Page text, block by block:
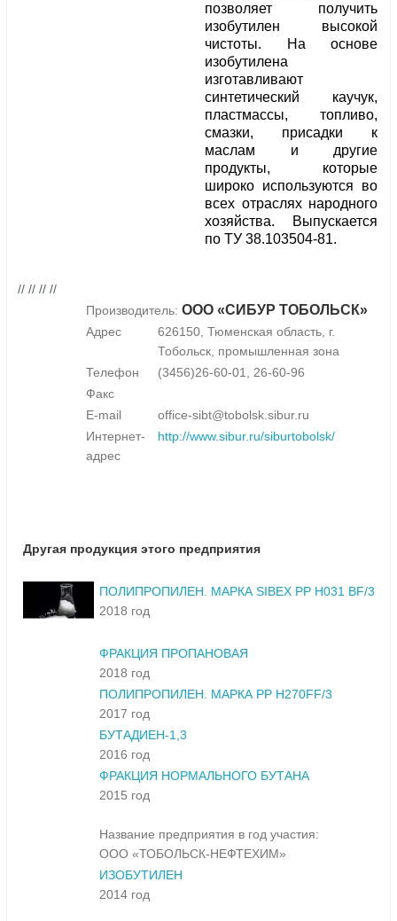
позволяет получить
изобутилен высокой
чистоты. На основе
изобутилена
изготавливают
синтетический каучук,
пластмассы, топливо,
смазки, присадки к
маслам и другие
продукты, которые
широко используются во
всех отраслях народного
хозяйства. Выпускается
по ТУ 38.103504-81.
// // // //
Производитель: ООО «СИБУР ТОБОЛЬСК»
Адрес
626150, Тюменская область, г.
Тобольск, промышленная зона
Телефон
(3456)26-60-01, 26-60-96
Факс
E-mail
office-sibt@tobolsk.sibur.ru
Интернет-
адрес
http://www.sibur.ru/siburtobolsk/
Другая продукция этого предприятия
ПОЛИПРОПИЛЕН. МАРКА SIBEX РР Н031 BF/3
2018 год
ФРАКЦИЯ ПРОПАНОВАЯ
2018 год
ПОЛИПРОПИЛЕН. МАРКА РР Н270FF/3
2017 год
БУТАДИЕН-1,3
2016 год
ФРАКЦИЯ НОРМАЛЬНОГО БУТАНА
2015 год
Название предприятия в год участия:
ООО «ТОБОЛЬСК-НЕФТЕХИМ»
ИЗОБУТИЛЕН
2014 год